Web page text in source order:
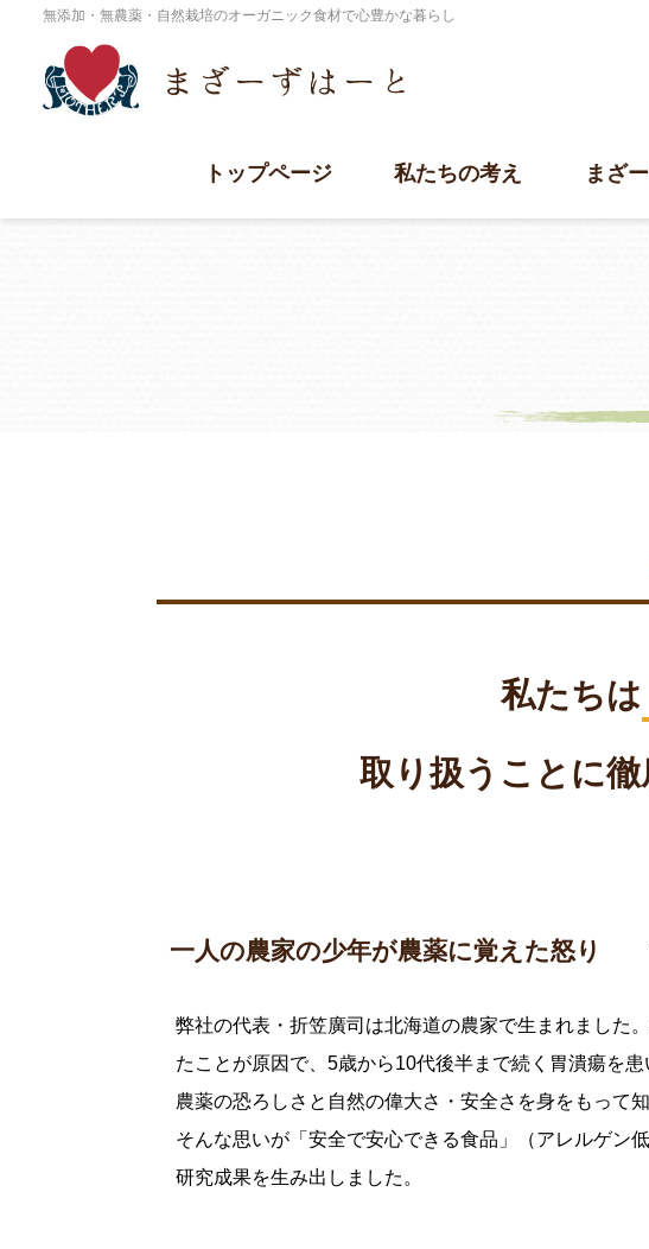
無添加・無農薬・自然栽培のオーガニック食材で心豊かな暮らし
トップページ 私たちの考え まざ
私たちは
取り扱うことに
一人の農家の少年が農薬に覚えた怒り
弊社の代表・折笠廣司は北海道の農家で生まれました
たことが原因で、5歳から10代後半まで続く胃潰瘍を患
農薬の恐ろしさと自然の偉大さ・安全さを身をもって
そんな思いが「安全で安心できる食品」（アレルゲン
研究成果を生み出しました。